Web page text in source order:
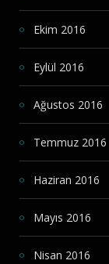
Ekim 2016
Eylül 2016
Ağustos 2016
Temmuz 2016
Haziran 2016
Mayıs 2016
Nisan 2016